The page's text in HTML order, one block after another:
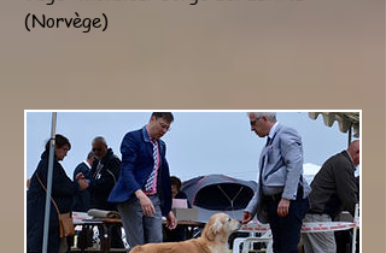
(Norvège)